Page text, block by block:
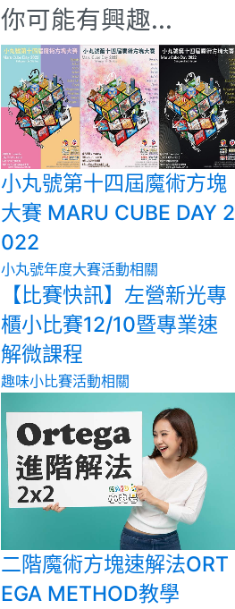
你可能有興趣...
小丸號第十四屆魔術方塊
大賽 MARU CUBE DAY 2
022
小丸號年度大賽活動相關
【比賽快訊】左營新光專
櫃小比賽12/10暨專業速
解微課程
趣味小比賽活動相關
二階魔術方塊速解法ORT
EGA METHOD教學